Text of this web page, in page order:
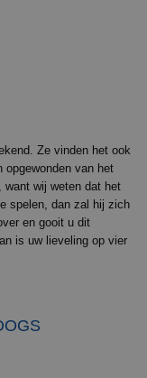
Ze vinden het ook
opgewonden van het
wij weten dat het
spelen, dan zal hij zich
en gooit u dit
is uw lieveling op vier